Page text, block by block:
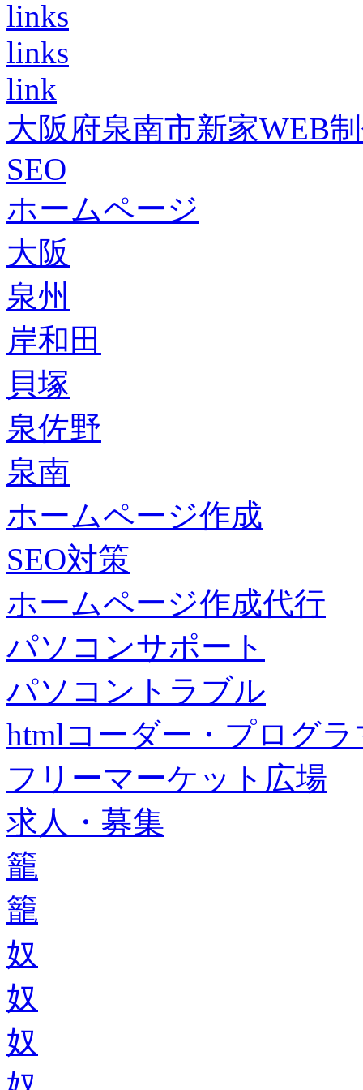
links
links
link
大阪府泉南市新家WEB
SEO
ホームページ
大阪
泉州
岸和田
貝塚
泉佐野
泉南
ホームページ作成
SEO対策
ホームページ作成代行
パソコンサポート
パソコントラブル
htmlコーダー・プログラ
フリーマーケット広場
求人・募集
籠
籠
奴
奴
奴